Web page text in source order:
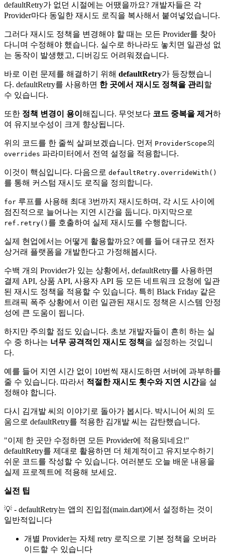
defaultRetry가 없던 시절에는 어땠을까요? 개발자들은 각
Provider마다 동일한 재시도 로직을 복사해서 붙여넣었습니다.
그러다 재시도 정책을 변경해야 할 때는 모든 Provider를 찾아
다니며 수정해야 했습니다. 실수로 하나라도 놓치면 일관성 없
는 동작이 발생했고, 디버깅도 어려워졌습니다.
바로 이런 문제를 해결하기 위해 defaultRetry가 등장했습니
다. defaultRetry를 사용하면 한 곳에서 재시도 정책을 관리 할
수 있습니다.
또한 정책 변경이 용이 해집니다. 무엇보다 코드 중복을 제거하
여 유지보수성이 크게 향상됩니다.
위의 코드를 한 줄씩 살펴보겠습니다. 먼저 ProviderScope의
overrides 파라미터에서 전역 설정을 적용합니다.
이것이 핵심입니다. 다음으로 defaultRetry.overrideWith()
를 통해 커스텀 재시도 로직을 정의합니다.
for 루프를 사용해 최대 3번까지 재시도하며, 각 시도 사이에
점진적으로 늘어나는 지연 시간을 둡니다. 마지막으로
ref.retry() 를 호출하여 실제 재시도를 수행합니다.
실제 현업에서는 어떻게 활용할까요? 예를 들어 대규모 전자
상거래 플랫폼을 개발한다고 가정해봅시다.
수백 개의 Provider가 있는 상황에서, defaultRetry를 사용하면
결제 API, 상품 API, 사용자 API 등 모든 네트워크 요청에 일관
된 재시도 정책을 적용할 수 있습니다. 특히 Black Friday 같은
트래픽 폭주 상황에서 이런 일관된 재시도 정책은 시스템 안정
성에 큰 도움이 됩니다.
하지만 주의할 점도 있습니다. 초보 개발자들이 흔히 하는 실
수 중 하나는 너무 공격적인 재시도 정책을 설정하는 것입니
다.
예를 들어 지연 시간 없이 10번씩 재시도하면 서버에 과부하를
줄 수 있습니다. 따라서 적절한 재시도 횟수와 지연 시간을 설
정해야 합니다.
다시 김개발 씨의 이야기로 돌아가 봅시다. 박시니어 씨의 도
움으로 defaultRetry를 적용한 김개발 씨는 감탄했습니다.
"이제 한 곳만 수정하면 모든 Provider에 적용되네요!"
defaultRetry를 제대로 활용하면 더 체계적이고 유지보수하기
쉬운 코드를 작성할 수 있습니다. 여러분도 오늘 배운 내용을
실제 프로젝트에 적용해 보세요.
실전 팁
💡 - defaultRetry는 앱의 진입점(main.dart)에서 설정하는 것이
일반적입니다
개별 Provider는 자체 retry 로직으로 기본 정책을 오버라
이드할 수 있습니다